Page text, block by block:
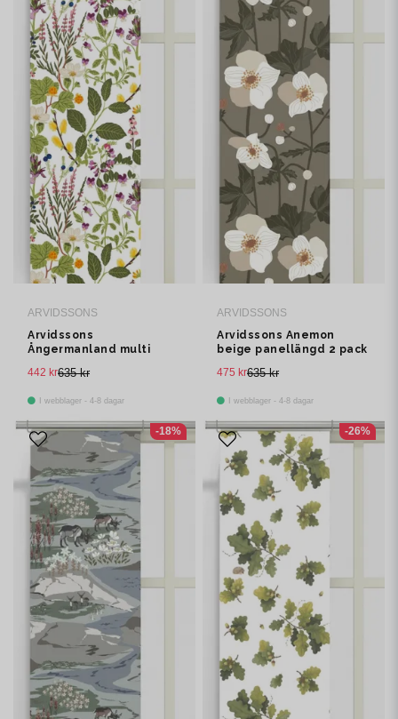
ARVIDSSONS
Arvidssons
Ångermanland multi
635 kr
442 kr
I webblager - 4-8 dagar
ARVIDSSONS
Arvidssons Anemon
beige panellängd 2 pack
635 kr
475 kr
I webblager - 4-8 dagar
-18% -26%